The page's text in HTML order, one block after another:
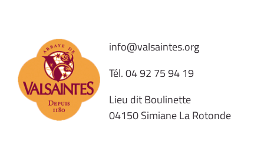
info@valsaintes.org
Tél.04 92 75 94 19
Lieu dit Boulinette
04150 Simiane La Rotonde